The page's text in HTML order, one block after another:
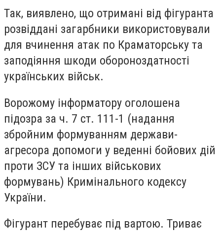
Так, виявлено, що отримані від фігуранта
розвіддані загарбники використовували
для вчинення атак по Краматорську та
заподіяння шкоди обороноздатності
українських військ.
Ворожому інформатору оголошена
підозра за ч. 7 ст. 111-1 (надання
збройним формуванням держави-
агресора допомоги у веденні бойових дій
проти ЗСУ та інших військових
формувань) Кримінального кодексу
України.
Фігурант перебуває під вартою. Триває